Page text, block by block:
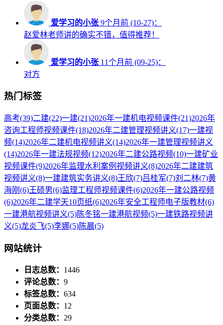
爱学习的小张 9个月前 (10-27)：
赵爱林老师讲的确实不错，值得推荐！
爱学习的小张 11个月前 (09-25)：
对方
热门标签
高考(39)二建(22)一建(21)2026年一建机电视频课件(21)2026年
咨询工程师视频课件(18)2026年二建管理视频讲义(17)一建视
频(14)2026年二建机电视频讲义(14)2026年一建管理视频讲义
(14)2026年一建法规视频(12)2026年二建公路视频(10)一建矿业
视频课件(9)2026年监理水利案例视频讲义(8)2026年二建建筑
视频讲义(8)一建建筑实务讲义(8)王欣(7)吕桂军(7)刘二林(7)黄
海刚 (6)王硕男(6)监理工程师视频课件(6)2026年一建公路视频
(6)2026年二建学天10页纸(6)2026年安全工程师电子版教材(6)
一建港航视频讲义(5)陈冬铭一建港航视频(5)一建铁路视频讲
义(5)龙炎飞(5)李娜(5)陈晨(5)
网站统计
日志总数： 1446
评论总数： 9
标签总数： 634
页面总数： 12
分类总数： 29